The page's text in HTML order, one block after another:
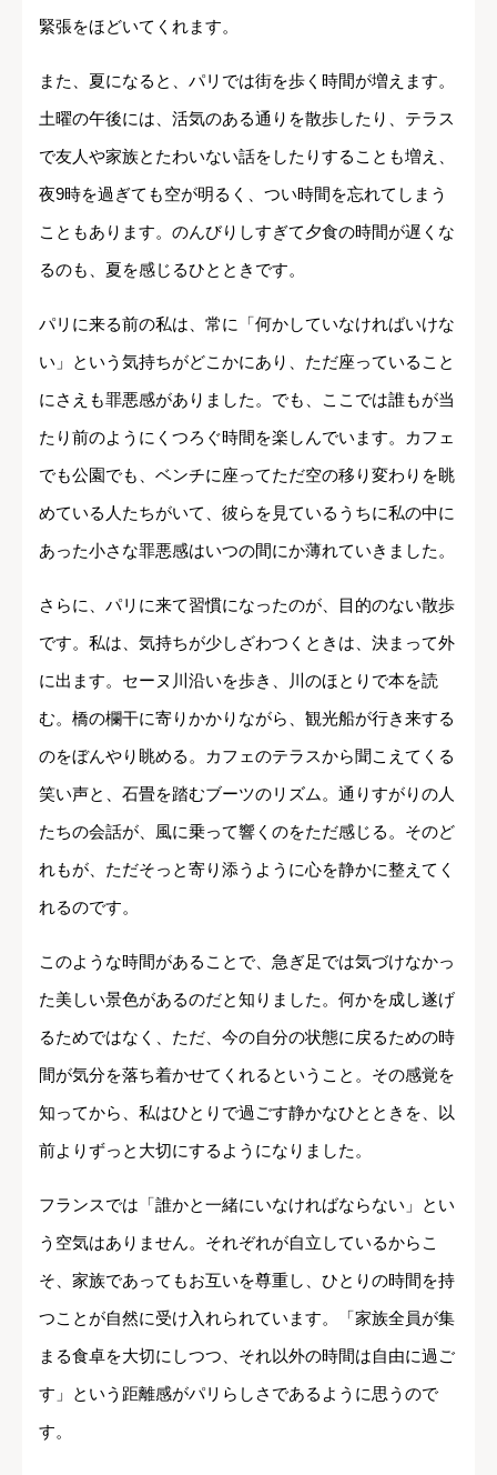
緊張をほどいてくれます。
また、夏になると、パリでは街を歩く時間が増えます。
土曜の午後には、活気のある通りを散歩したり、テラス
で友人や家族とたわいない話をしたりすることも増え、
夜9時を過ぎても空が明るく、つい時間を忘れてしまう
こともあります。のんびりしすぎて夕食の時間が遅くな
るのも、夏を感じるひとときです。
パリに来る前の私は、常に「何かしていなければいけな
い」という気持ちがどこかにあり、ただ座っていること
にさえも罪悪感がありました。でも、ここでは誰もが当
たり前のようにくつろぐ時間を楽しんでいます。カフェ
でも公園でも、ベンチに座ってただ空の移り変わりを眺
めている人たちがいて、彼らを見ているうちに私の中に
あった小さな罪悪感はいつの間にか薄れていきました。
さらに、パリに来て習慣になったのが、目的のない散歩
です。私は、気持ちが少しざわつくときは、決まって外
に出ます。セーヌ川沿いを歩き、川のほとりで本を読
む。橋の欄干に寄りかかりながら、観光船が行き来する
のをぼんやり眺める。カフェのテラスから聞こえてくる
笑い声と、石畳を踏むブーツのリズム。通りすがりの人
たちの会話が、風に乗って響くのをただ感じる。そのど
れもが、ただそっと寄り添うように心を静かに整えてく
れるのです。
このような時間があることで、急ぎ足では気づけなかっ
た美しい景色があるのだと知りました。何かを成し遂げ
るためではなく、ただ、今の自分の状態に戻るための時
間が気分を落ち着かせてくれるということ。その感覚を
知ってから、私はひとりで過ごす静かなひとときを、以
前よりずっと大切にするようになりました。
フランスでは「誰かと一緒にいなければならない」とい
う空気はありません。それぞれが自立しているからこ
そ、家族であってもお互いを尊重し、ひとりの時間を持
つことが自然に受け入れられています。「家族全員が集
まる食卓を大切にしつつ、それ以外の時間は自由に過ご
す」という距離感がパリらしさであるように思うので
す。